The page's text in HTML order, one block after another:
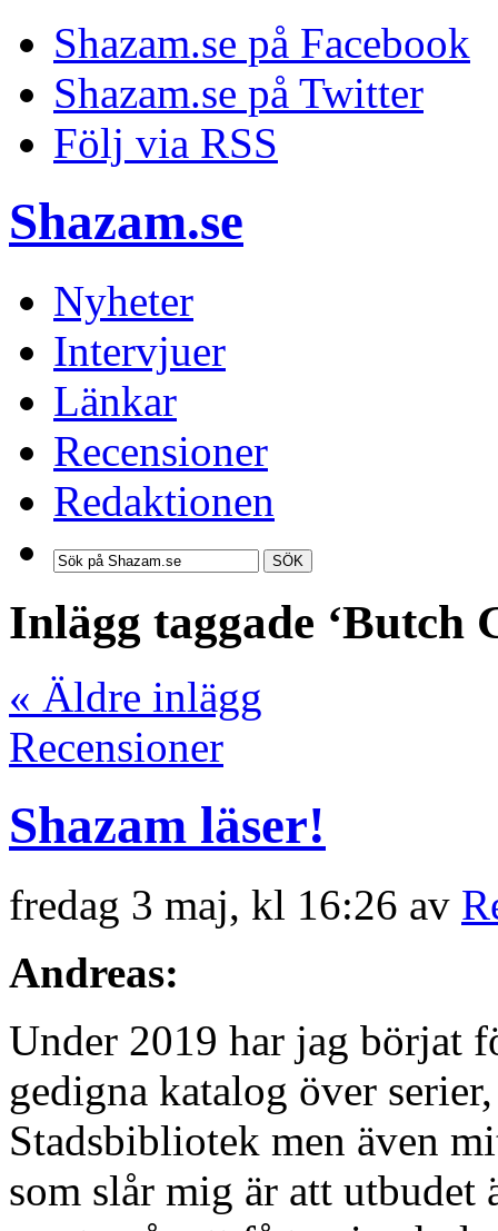
Shazam.se på Facebook
Shazam.se på Twitter
Följ via RSS
Shazam.se
Nyheter
Intervjuer
Länkar
Recensioner
Redaktionen
SÖK
Inlägg taggade ‘Butch
« Äldre inlägg
Recensioner
Shazam läser!
fredag 3 maj, kl 16:26 av
Andreas:
Under 2019 har jag börjat
gedigna katalog över
Stadsbibliotek men även
som slår mig är att utbudet